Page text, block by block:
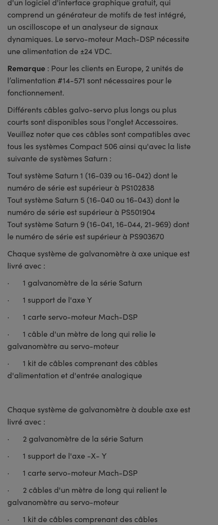
d'un logiciel d'interface graphique gratuit, qui
comprend un générateur de motifs de test intégré,
un oscilloscope et un analyseur de signaux
dynamiques. Le servo-moteur Mach-DSP nécessite
une alimentation de ±24 VDC.
Remarque : Pour les clients en Europe, 2 unités de
l’alimentation #14-571 sont nécessaires pour le
fonctionnement.
Différents câbles galvo-servo plus longs ou plus
courts sont disponibles sous l'onglet Accessoires.
Veuillez noter que ces câbles sont compatibles avec
tous les systèmes Compact 506 ainsi qu'avec la liste
suivante de systèmes Saturn :
Tout système Saturn 1 (16-039 ou 16-042) dont le
numéro de série est supérieur à PS102838
Tout système Saturn 5 (16-040 ou 16-043) dont le
numéro de série est supérieur à PS501904
Tout système Saturn 9 (16-041, 16-044, 21-969) dont
le numéro de série est supérieur à PS903670
Chaque système de galvanomètre à axe unique est
livré avec :
· 1 galvanomètre de la série Saturn
· 1 support de l'axe Y
· 1 carte servo-moteur Mach-DSP
· 1 câble d'un mètre de long qui relie le
galvanomètre au servo-moteur
· 1 kit de câbles comprenant des câbles
d'alimentation et d'entrée analogique
Chaque système de galvanomètre à double axe est
livré avec :
· 2 galvanomètre de la série Saturn
· 1 support de l'axe -X- Y
· 1 carte servo-moteur Mach-DSP
· 2 câbles d'un mètre de long qui relient le
galvanomètre au servo-moteur
· 1 kit de câbles comprenant des câbles